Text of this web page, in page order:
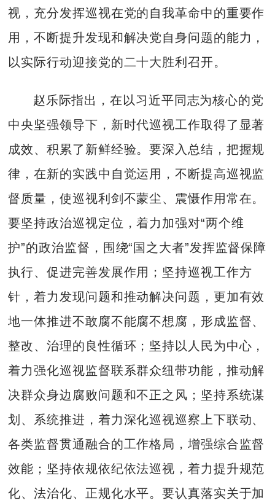
视，充分发挥巡视在党的自我革命中的重要作
用，不断提升发现和解决党自身问题的能力，
以实际行动迎接党的二十大胜利召开。
赵乐际指出，在以习近平同志为核心的党
中央坚强领导下，新时代巡视工作取得了显著
成效、积累了新鲜经验。要深入总结，把握规
律，在新的实践中自觉运用，不断提高巡视监
督质量，使巡视利剑不蒙尘、震慑作用常在。
要坚持政治巡视定位，着力加强对“两个维
护”的政治监督，围绕“国之大者”发挥监督保障
执行、促进完善发展作用；坚持巡视工作方
针，着力发现问题和推动解决问题，更加有效
地一体推进不敢腐不能腐不想腐，形成监督、
整改、治理的良性循环；坚持以人民为中心，
着力强化巡视监督联系群众纽带功能，推动解
决群众身边腐败问题和不正之风；坚持系统谋
划、系统推进，着力深化巡视巡察上下联动、
各类监督贯通融合的工作格局，增强综合监督
效能；坚持依规依纪依法巡视，着力提升规范
化、法治化、正规化水平。要认真落实关于加